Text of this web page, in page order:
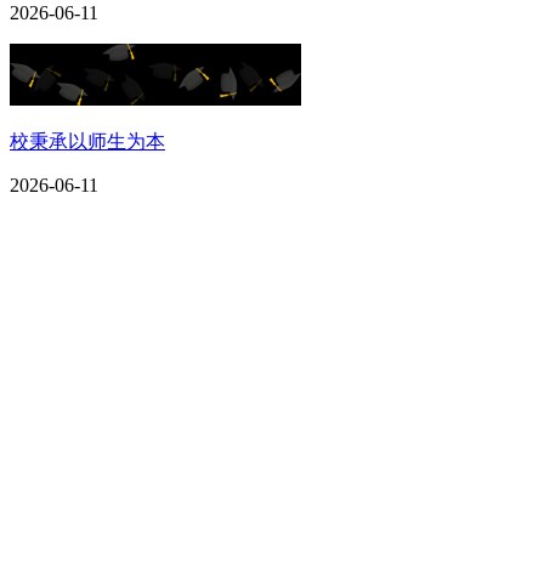
2026-06-11
校秉承以师生为本
2026-06-11